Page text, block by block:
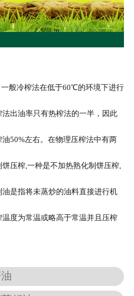
般冷榨法在低于60℃的环境下进行
出油率只有热榨法的一半，因此
50%左右。在物理压榨法中有两
压榨,一种是不加热熟化制饼压榨,
是指将未蒸炒的油料直接进行机
温度为常温或略高于常温并且压榨